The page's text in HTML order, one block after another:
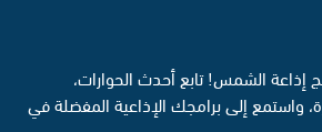
إذاعة الشمس! تابع أحدث الحوارات،
واستمع إلى برامجك الإذاعية المفضلة في